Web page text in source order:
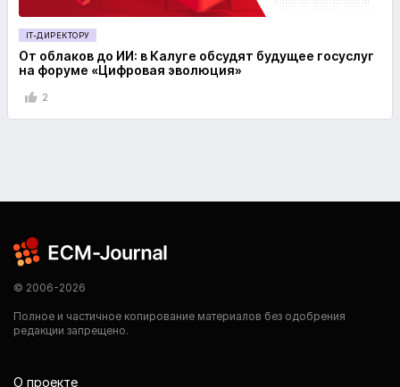
IT-ДИРЕКТОРУ
От облаков до ИИ: в Калуге обсудят будущее госуслуг
на форуме «Цифровая эволюция»
2
© 2006-2026
Полное и частичное копирование материалов без одобрения
редакции запрещено.
О проекте